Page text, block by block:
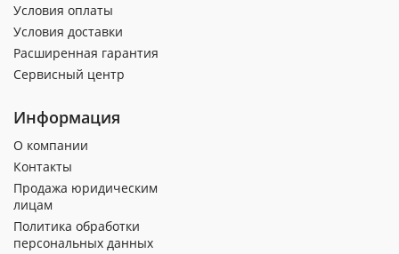
Условия оплаты
Условия доставки
Расширенная гарантия
Сервисный центр
Информация
О компании
Контакты
Продажа юридическим
лицам
Политика обработки
персональных данных